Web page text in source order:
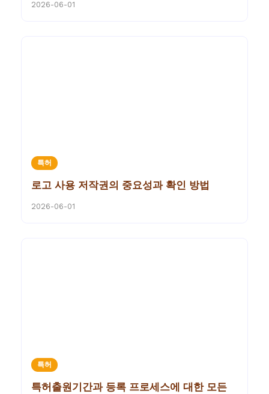
2026-06-01
특허
로고 사용 저작권의 중요성과 확인 방법
2026-06-01
특허
특허출원기간과 등록 프로세스에 대한 모든